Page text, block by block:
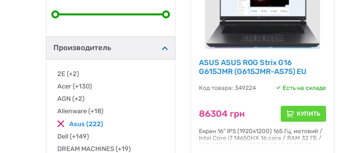
Производитель
2E (+2)
Acer (+130)
AGN (+2)
Alienware (+18)
Asus (222)
Dell (+149)
DREAM MACHINES (+19)
ASUS ASUS ROG Strix G16
G615JMR (G615JMR-AS75) EU
Код товара: 349224 Есть на складе
86304 грн КУПИТЬ
Екран 16" IPS (1920x1200) 165 Гц, матовий /
Intel Core i7 14650HX 16 core / RAM 32 ГБ /
SSD 1 TB / Nvidia GF RTX 5060 (8 ГБ) / без